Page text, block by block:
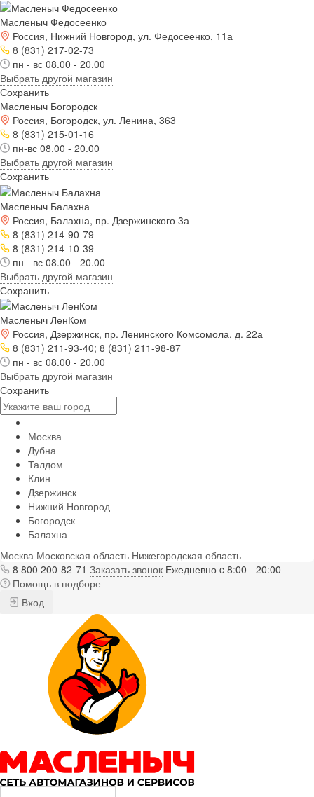
Масленыч Федосеенко
Россия, Нижний Новгород, ул. Федосеенко, 11а
8 (831) 217-02-73
пн - вс 08.00 - 20.00
Выбрать другой магазин
Сохранить
Масленыч Богородск
Россия, Богородск, ул. Ленина, 363
8 (831) 215-01-16
пн-вс 08.00 - 20.00
Выбрать другой магазин
Сохранить
Масленыч Балахна
Россия, Балахна, пр. Дзержинского 3а
8 (831) 214-90-79
8 (831) 214-10-39
пн - вс 08.00 - 20.00
Выбрать другой магазин
Сохранить
Масленыч ЛенКом
Россия, Дзержинск, пр. Ленинского Комсомола, д. 22а
8 (831) 211-93-40; 8 (831) 211-98-87
пн - вс 08.00 - 20.00
Выбрать другой магазин
Сохранить
Москва
Дубна
Талдом
Клин
Дзержинск
Нижний Новгород
Богородск
Балахна
Москва Московская область Нижегородская область
8 800 200-82-71 Заказать звонок Ежедневно c 8:00 - 20:00
Помощь в подборе
Вход